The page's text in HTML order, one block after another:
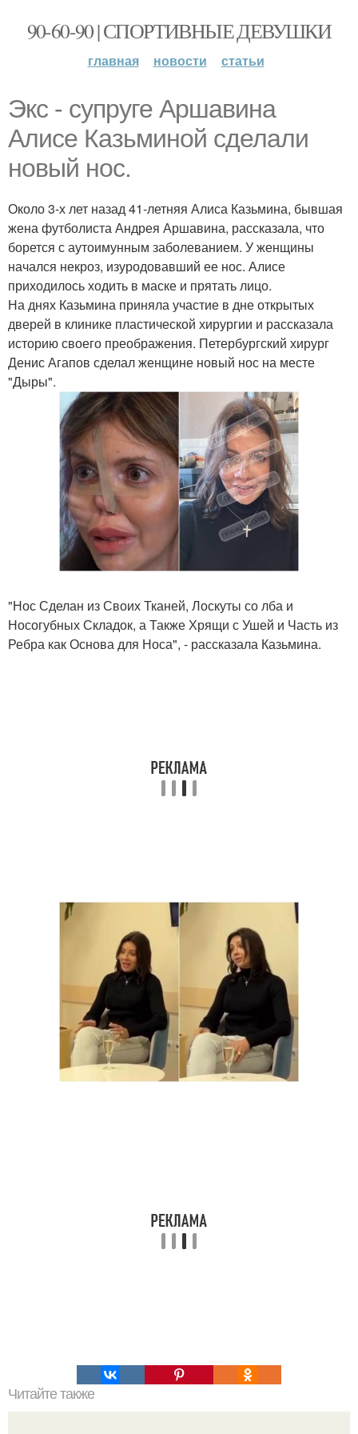
90-60-90 | СПОРТИВНЫЕ ДЕВУШКИ
главная новости статьи
Экс - супруге Аршавина
Алисе Казьминой сделали
новый нос.
Около 3-х лет назад 41-летняя Алиса Казьмина, бывшая
жена футболиста Андрея Аршавина, рассказала, что
борется с аутоимунным заболеванием. У женщины
начался некроз, изуродовавший ее нос. Алисе
приходилось ходить в маске и прятать лицо.
На днях Казьмина приняла участие в дне открытых
дверей в клинике пластической хирургии и рассказала
историю своего преображения. Петербургский хирург
Денис Агапов сделал женщине новый нос на месте
"Дыры".
"Нос Сделан из Своих Тканей, Лоскуты со лба и
Носогубных Складок, а Также Хрящи с Ушей и Часть из
Ребра как Основа для Носа", - рассказала Казьмина.
Читайте также